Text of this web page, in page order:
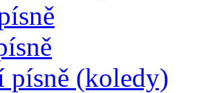
písně (koledy)